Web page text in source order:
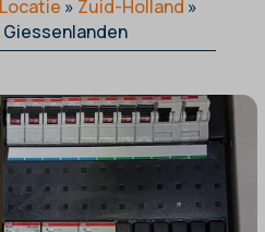
» Zuid-Holland »